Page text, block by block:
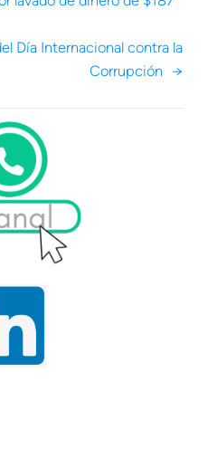
Día Internacional contra la
Corrupción
→